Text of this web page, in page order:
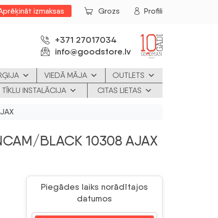
izmaksas Grozs Profili
+371 27017034
info@goodstore.lv
VIEDĀ MĀJA
OUTLETS
TĪKLU INSTALĀCIJA CITAS LIETAS
BLACK 10308 AJAX
Piegādes laiks norādītajos
datumos